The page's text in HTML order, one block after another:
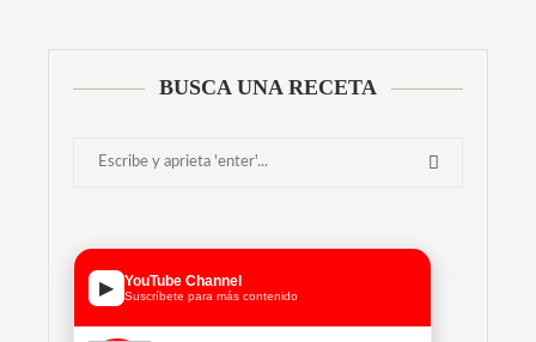
BUSCA UNA RECETA
▶ YouTube Channel
Suscríbete para más contenido